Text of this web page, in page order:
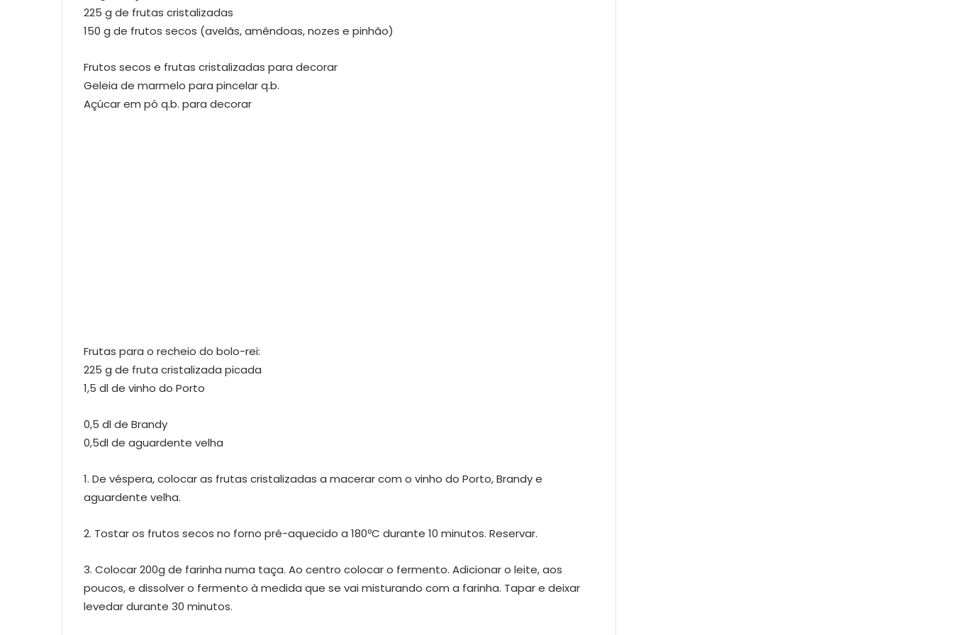
225 g de frutas cristalizadas
150 g de frutos secos (avelãs, amêndoas, nozes e pinhão)
Frutos secos e frutas cristalizadas para decorar
Geleia de marmelo para pincelar q.b.
Açúcar em pó q.b. para decorar
Frutas para o recheio do bolo-rei:
225 g de fruta cristalizada picada
1,5 dl de vinho do Porto
0,5 dl de Brandy
0,5dl de aguardente velha
1. De véspera, colocar as frutas cristalizadas a macerar com o vinho do Porto, Brandy e
aguardente velha.
2. Tostar os frutos secos no forno pré-aquecido a 180ºC durante 10 minutos. Reservar.
3. Colocar 200g de farinha numa taça. Ao centro colocar o fermento. Adicionar o leite, aos
poucos, e dissolver o fermento à medida que se vai misturando com a farinha. Tapar e deixar
levedar durante 30 minutos.